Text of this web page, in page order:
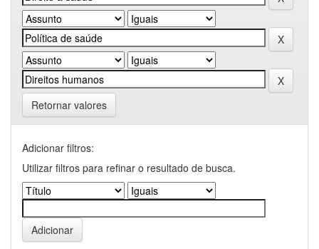
Retornar valores
Adicionar filtros:
Utilizar filtros para refinar o resultado de busca.